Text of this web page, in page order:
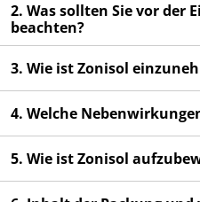
Wenn Sie
sich an Ihren Arzt oder
Packungsbeilage
2. Was sollten Sie vor der
beachten?
3. Wie ist Zonisol
4. Welche
5. Wie ist Zonisol